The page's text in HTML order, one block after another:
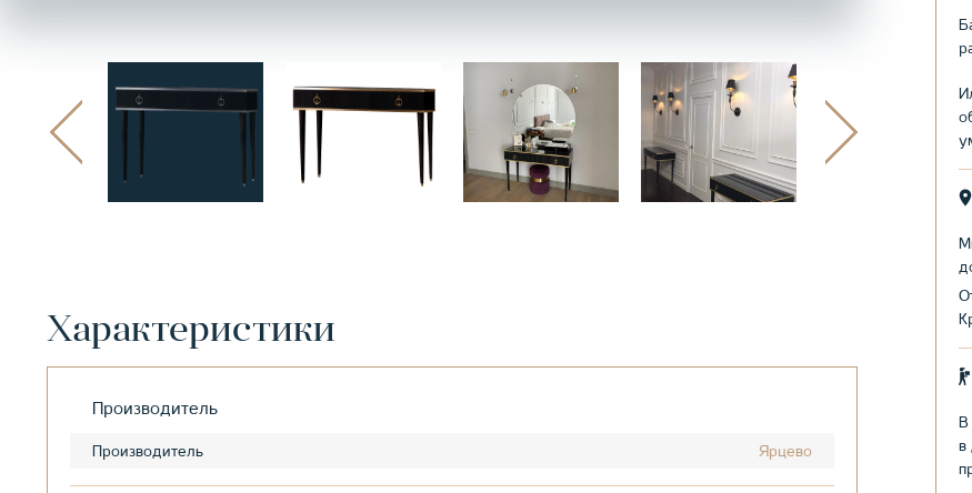
В
в
Характеристики
Производитель
Производитель Ярцево